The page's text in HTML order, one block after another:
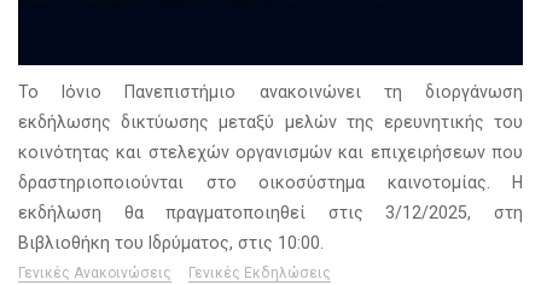
Το Ιόνιο Πανεπιστήμιο ανακοινώνει τη διοργάνωση
εκδήλωσης δικτύωσης μεταξύ μελών της ερευνητικής του
κοινότητας και στελεχών οργανισμών και επιχειρήσεων που
δραστηριοποιούνται στο οικοσύστημα καινοτομίας. Η
εκδήλωση θα πραγματοποιηθεί στις 3/12/2025, στη
Βιβλιοθήκη του Ιδρύματος, στις 10:00.
Γενικές Ανακοινώσεις Γενικές Εκδηλώσεις